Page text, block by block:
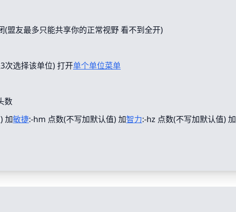
(盟友最多只能共享你的正常视野 看不到全开)
次选择该单位) 打开单个单位菜单
数
加敏捷:-hm 点数(不写加默认值) 加智力:-hz 点数(不写加默认值) 加